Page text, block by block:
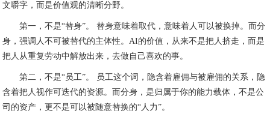
文嚼字，而是价值观的清晰分野。
第一，不是“替身”。 替身意味着取代，意味着人可以被换掉。而分
身，强调人不可被替代的主体性。AI的价值，从来不是把人挤走，而是
把人从重复劳动中解放出来，去做自己喜欢的事。
第二，不是“员工”。 员工这个词，隐含着雇佣与被雇佣的关系，隐
含着把人视作可迭代的资源。而分身，是归属于你的能力载体，不是公
司的资产，更不是可以被随意替换的“人力”。